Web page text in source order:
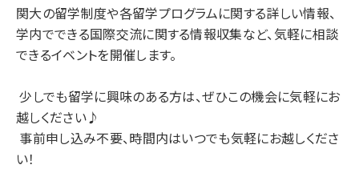
関大の留学制度や各留学プログラムに関する詳しい情報、
学内でできる国際交流に関する情報収集など、気軽に相談
できるイベントを開催します。
少しでも留学に興味のある方は、ぜひこの機会に気軽にお
越しください♪
事前申し込み不要、時間内はいつでも気軽にお越しくださ
い！